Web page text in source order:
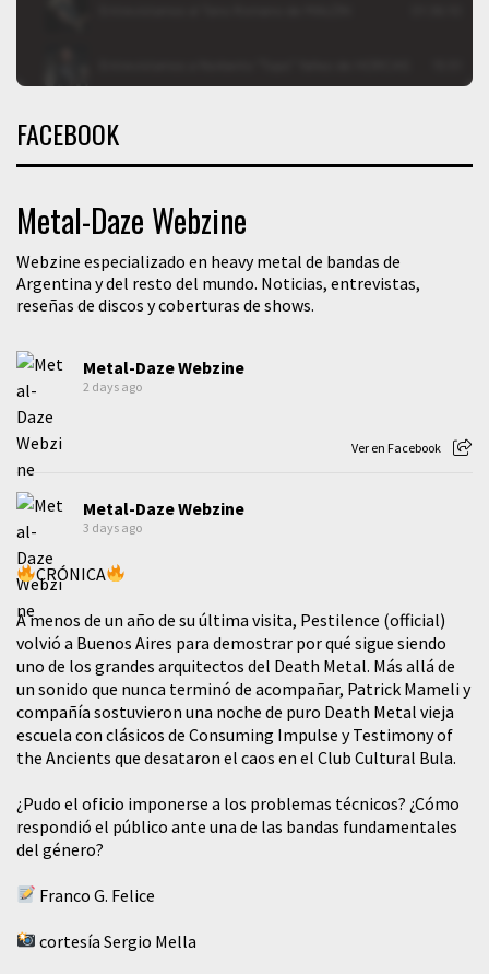
FACEBOOK
Metal-Daze Webzine
Webzine especializado en heavy metal de bandas de
Argentina y del resto del mundo. Noticias, entrevistas,
reseñas de discos y coberturas de shows.
Metal-Daze Webzine
2 days ago
Ver en Facebook
Metal-Daze Webzine
3 days ago
CRÓNICA
A menos de un año de su última visita, Pestilence (official)
volvió a Buenos Aires para demostrar por qué sigue siendo
uno de los grandes arquitectos del Death Metal. Más allá de
un sonido que nunca terminó de acompañar, Patrick Mameli y
compañía sostuvieron una noche de puro Death Metal vieja
escuela con clásicos de Consuming Impulse y Testimony of
the Ancients que desataron el caos en el Club Cultural Bula.
¿Pudo el oficio imponerse a los problemas técnicos? ¿Cómo
respondió el público ante una de las bandas fundamentales
del género?
Franco G. Felice
cortesía Sergio Mella